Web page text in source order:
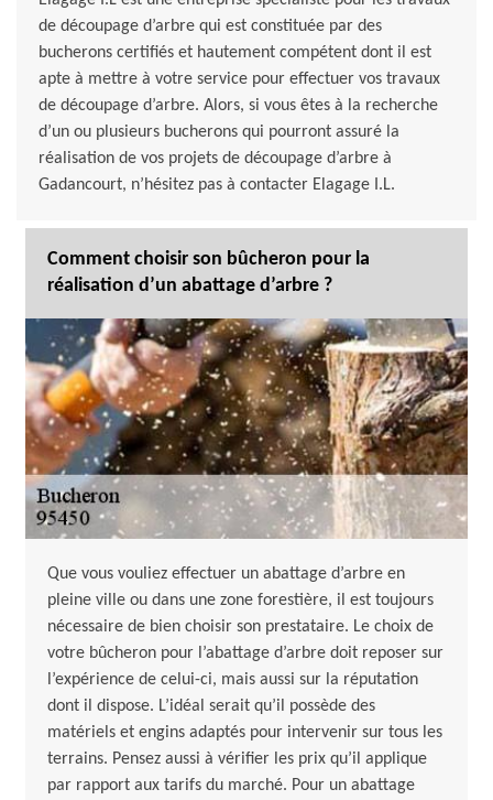
de découpage d’arbre qui est constituée par des
bucherons certifiés et hautement compétent dont il est
apte à mettre à votre service pour effectuer vos travaux
de découpage d’arbre. Alors, si vous êtes à la recherche
d’un ou plusieurs bucherons qui pourront assuré la
réalisation de vos projets de découpage d’arbre à
Gadancourt, n’hésitez pas à contacter Elagage I.L.
Comment choisir son bûcheron pour la
réalisation d’un abattage d’arbre ?
Que vous vouliez effectuer un abattage d’arbre en
pleine ville ou dans une zone forestière, il est toujours
nécessaire de bien choisir son prestataire. Le choix de
votre bûcheron pour l’abattage d’arbre doit reposer sur
l’expérience de celui-ci, mais aussi sur la réputation
dont il dispose. L’idéal serait qu’il possède des
matériels et engins adaptés pour intervenir sur tous les
terrains. Pensez aussi à vérifier les prix qu’il applique
par rapport aux tarifs du marché. Pour un abattage